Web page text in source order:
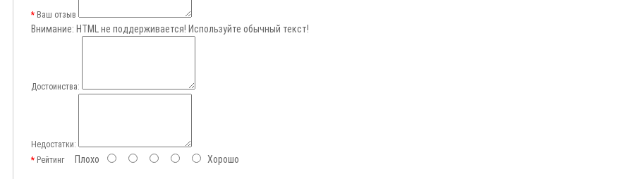
Ваш отзыв
Внимание: HTML не поддерживается! Используйте обычный текст!
Достоинства:
Недостатки:
РейтингПлохо Хорошо